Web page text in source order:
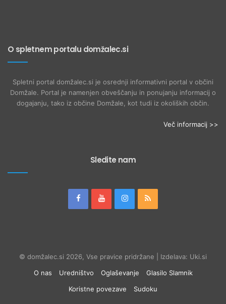
O spletnem portalu domžalec.si
Spletni portal domžalec.si je osrednji informativni portal v občini
Domžale. Portal je namenjen obveščanju in ponujanju informacij o
dogajanju, tako iz občine Domžale, kot tudi iz okoliških občin.
Več informacij >>
Sledite nam
© domžalec.si 2026, Vse pravice pridržane | Izdelava: Uki.si
O nas
Uredništvo Oglaševanje
Glasilo Slamnik
Koristne povezave
Sudoku